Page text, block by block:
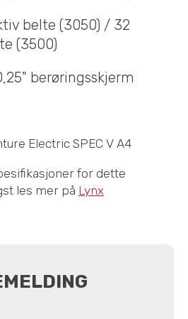
belte (3050) / 32
(3500)
berøringsskjerm
Electric SPEC V A4
for dette
les mer på Lynx